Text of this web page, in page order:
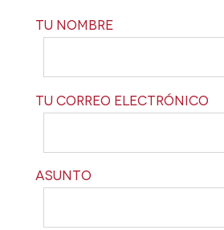
Tu nombre
Tu correo electrónico
Asunto